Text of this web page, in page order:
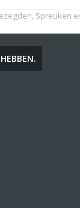
, Spreuken